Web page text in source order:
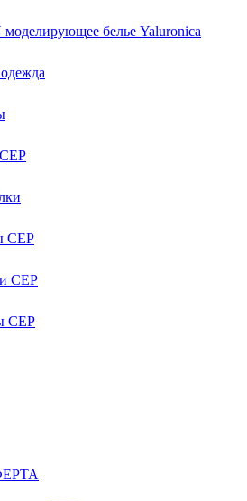
белье Yaluroniсa
CEP
CEP
CEP